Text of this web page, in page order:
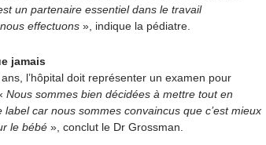
un partenaire essentiel dans le travail
effectuons », indique la pédiatre.
jamais
l’hôpital doit représenter un examen pour
Nous sommes bien décidées à mettre tout en
car nous sommes convaincus que c’est mieux
le bébé », conclut le Dr Grossman.